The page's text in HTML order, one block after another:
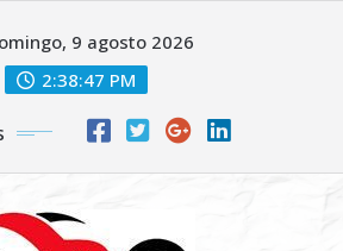
9 agosto 2026
2:38:48 PM